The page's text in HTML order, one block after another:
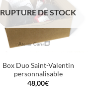
RUPTURE DE STOCK
Box Duo Saint-Valentin
personnalisable
48,00€